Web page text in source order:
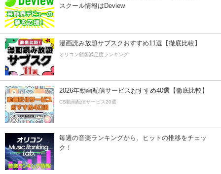
スクール情報はDeview
漫画読み放題サブスクおすすめ11選【徹底比較】
オリコン顧客満足度ランキング
2026年動画配信サービスおすすめ40選【徹底比較】
CS動画配信サービス20選
毎週の音楽ランキングから、ヒットの推移をチェッ
ク！